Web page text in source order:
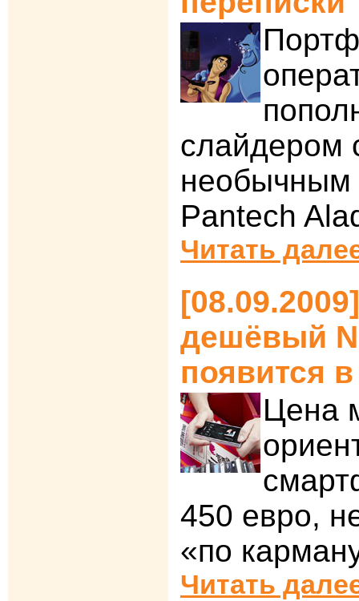
слайдером
необычным
Pantech
Читать
дешёвый
появится
Цена
450 евро,
«по
Читать